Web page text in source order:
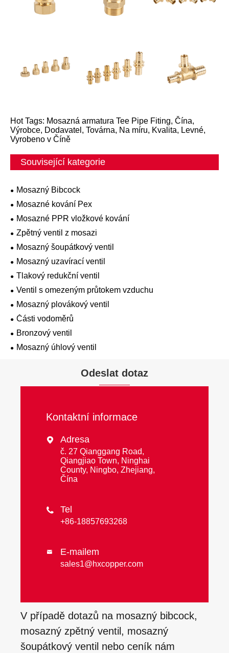
Hot Tags: Mosazná armatura Tee Pipe Fiting, Čína,
Výrobce, Dodavatel, Továrna, Na míru, Kvalita, Levné,
Vyrobeno v Číně
Související kategorie
Mosazný Bibcock
Mosazné kování Pex
Mosazné PPR vložkové kování
Zpětný ventil z mosazi
Mosazný šoupátkový ventil
Mosazný uzavírací ventil
Tlakový redukční ventil
Ventil s omezeným průtokem vzduchu
Mosazný plovákový ventil
Části vodoměrů
Bronzový ventil
Mosazný úhlový ventil
Odeslat dotaz
Kontaktní informace
 Adresa
č. 27 Qianggang Road,
Qiangjiao Town, Ninghai
County, Ningbo, Zhejiang,
Čína
 Tel
+86-18857693268
 E-mailem
sales1@hxcopper.com
V případě dotazů na mosazný bibcock,
mosazný zpětný ventil, mosazný
šoupátkový ventil nebo ceník nám